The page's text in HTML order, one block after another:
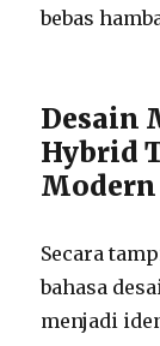
bebas
Desain
Hybrid
Modern
Secara
bahasa
menjadi